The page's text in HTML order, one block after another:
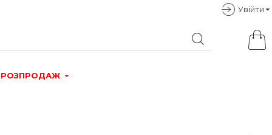
Увiйти
РОЗПРОДАЖ